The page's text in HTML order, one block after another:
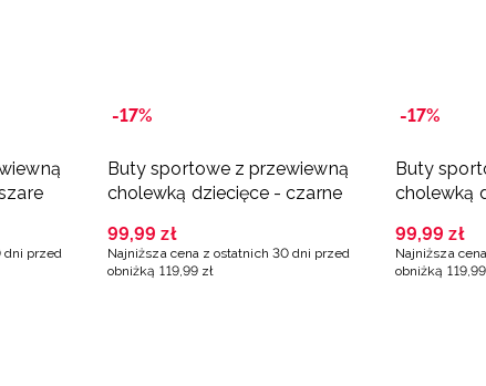
dni przed
-17%
Buty sportowe z przewiewną
cholewką dziecięce - czarne
99,99 zł
Najniższa cena z ostatnich 30 dni przed
obniżką 119,99 zł
-17%
Buty
cholewką
99,99 zł
Najniższa
obniżką 119,99